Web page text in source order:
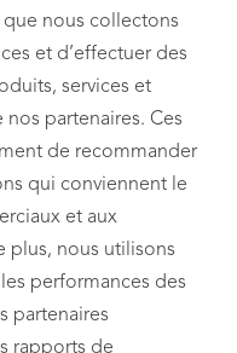
nous collectons
et d’effectuer des
services et
partenaires. Ces
de recommander
qui conviennent le
et aux
plus, nous utilisons
performances des
partenaires
rapports de